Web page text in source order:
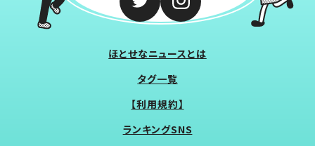
ほとせなニュースとは
タグ一覧
【利用規約】
ランキングSNS